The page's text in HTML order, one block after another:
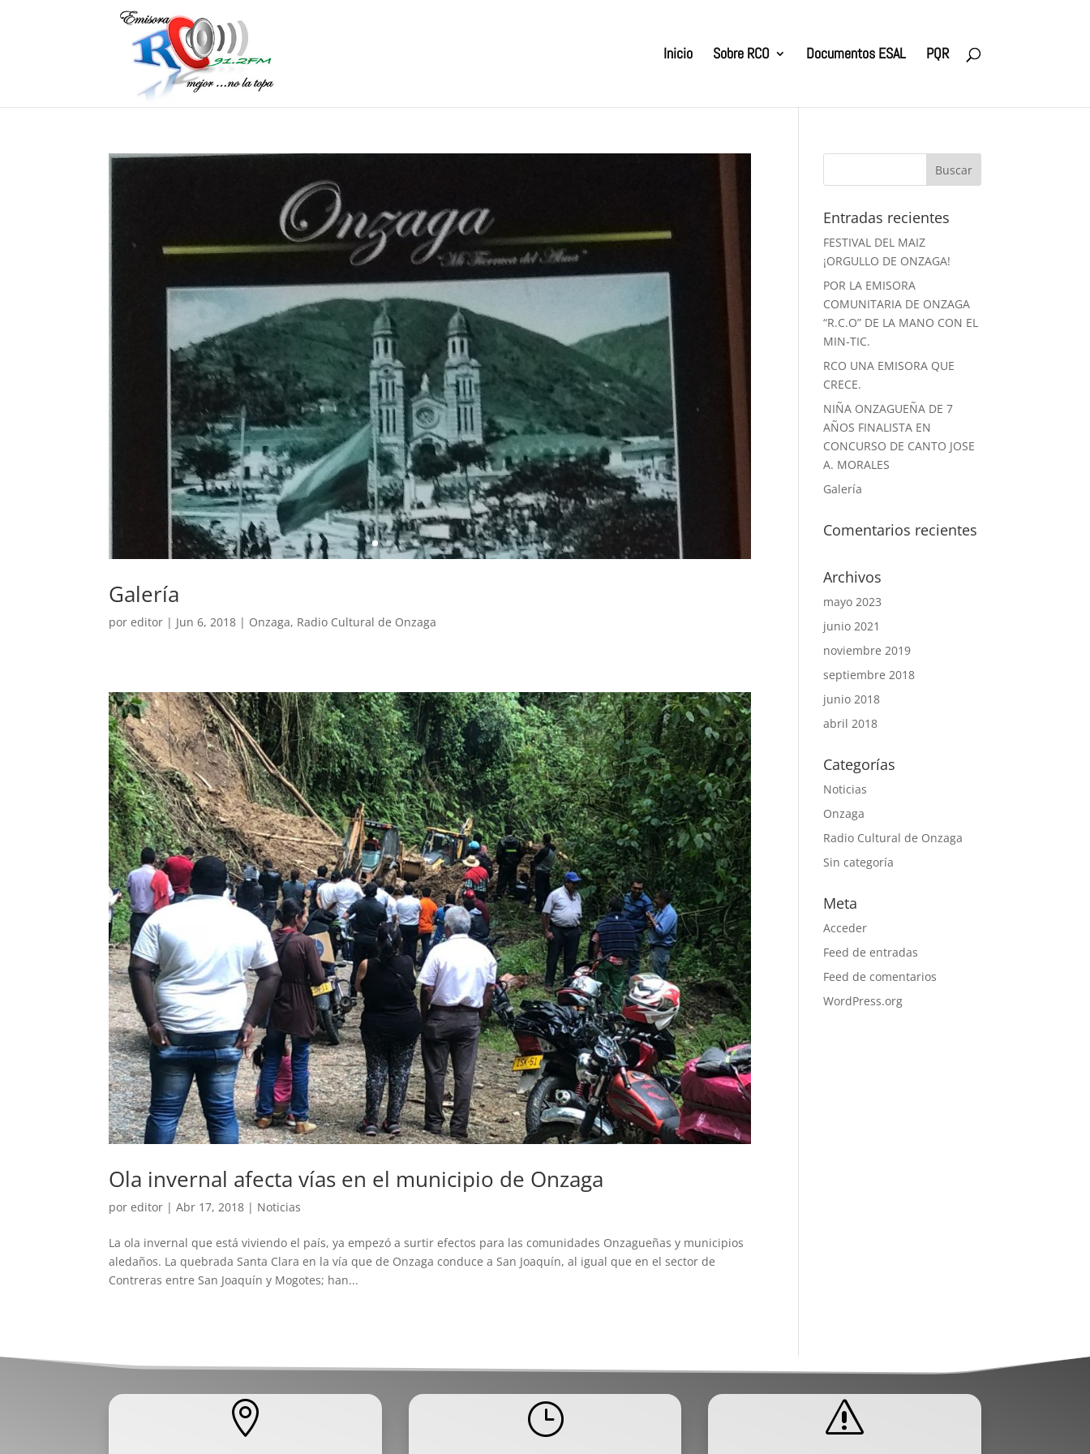
Inicio Sobre RCO Documentos ESAL PQR
Galería
poreditor | Jun 6, 2018 | Onzaga, Radio Cultural de Onzaga
Ola invernal afecta vías en el municipio de Onzaga
poreditor |Abr 17, 2018 | Noticias
La ola invernal que está viviendo el país, ya empezó a surtir efectos para las comunidades Onzagueñas y municipios
aledaños. La quebrada Santa Clara en la vía que de Onzaga conduce a San Joaquín, al igual que en el sector de
Contreras entre San Joaquín y Mogotes; han...
Entradas recientes
FESTIVAL DEL MAIZ
¡ORGULLO DE ONZAGA!
POR LA EMISORA
COMUNITARIA DE ONZAGA
“R.C.O” DE LA MANO CON EL
MIN-TIC.
RCO UNA EMISORA QUE
CRECE.
NIÑA ONZAGUEÑA DE 7
AÑOS FINALISTA EN
CONCURSO DE CANTO JOSE
A. MORALES
Galería
Comentarios recientes
Archivos
mayo 2023
junio 2021
noviembre 2019
septiembre 2018
junio 2018
abril 2018
Categorías
Noticias
Onzaga
Radio Cultural de Onzaga
Sin categoría
Meta
Acceder
Feed de entradas
Feed de comentarios
WordPress.org
 } s